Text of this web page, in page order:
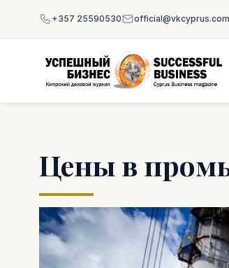
+357 25590530 official@vkcyprus.com
Цены в